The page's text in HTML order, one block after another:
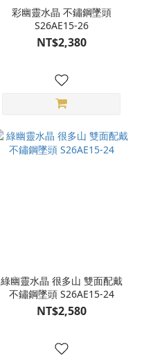
彩幽靈水晶 不鏽鋼墜頭
S26AE15-26
NT$2,380
綠幽靈水晶 很多山 雙面配戴
不鏽鋼墜頭 S26AE15-24
NT$2,580